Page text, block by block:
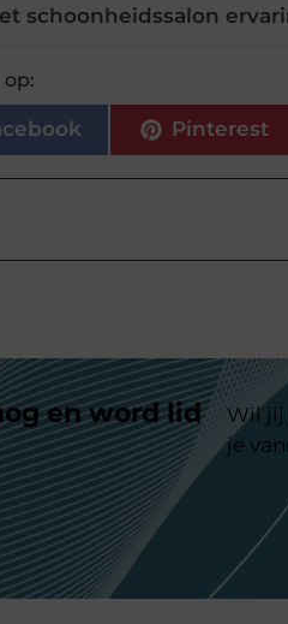
schoonheidssalon
Pinterest
en word lid
Wil jij
je